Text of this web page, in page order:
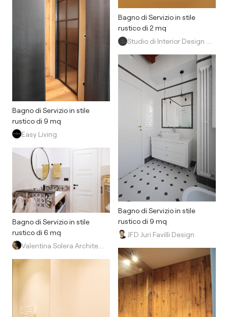
Bagno di Servizio in stile
rustico di 9 mq
Easy Living
Bagno di Servizio in stile
rustico di 6 mq
Bagno di Servizio in stile
rustico di 2 mq
Bagno di Servizio in stile
rustico di 9 mq
JFD Juri Favilli Design